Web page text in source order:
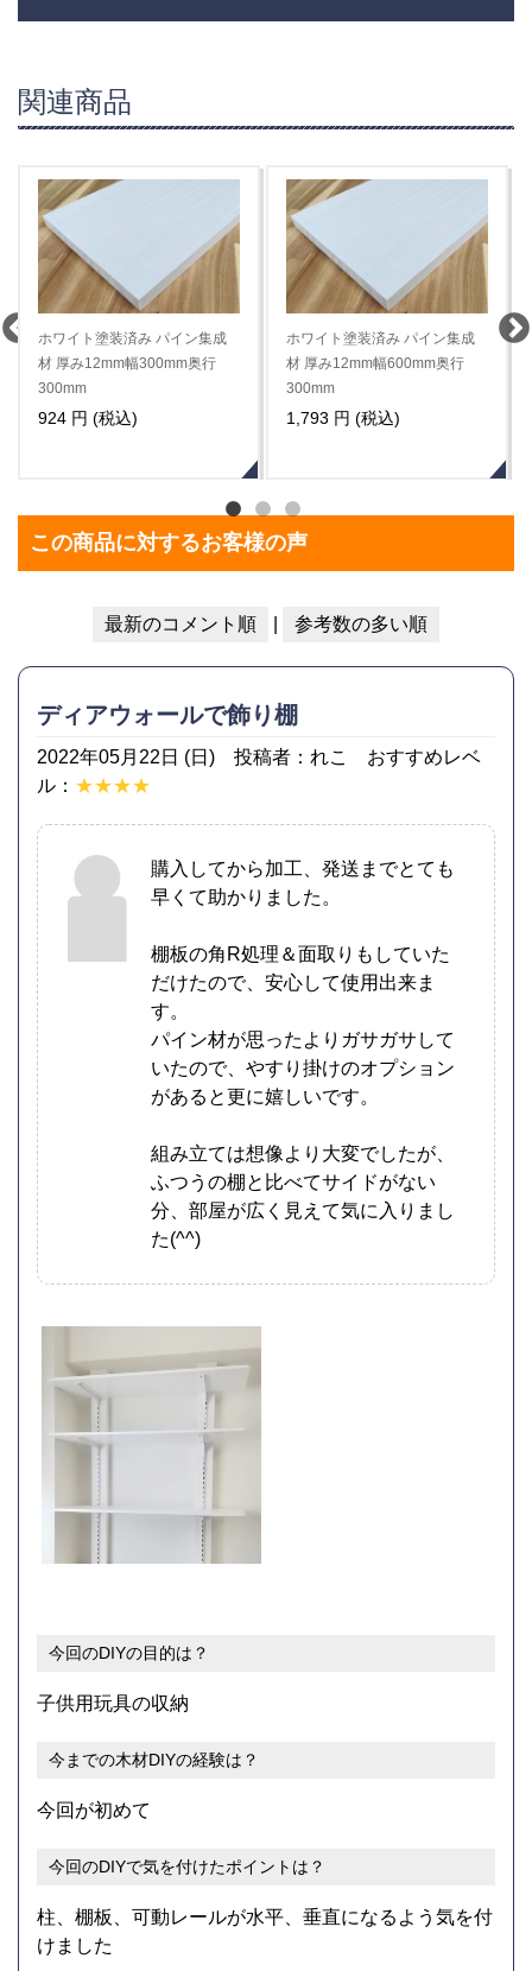
関連商品
ホワイト塗装済み パイン集成
材 厚み12mm幅1200mm奥行
300mm
3,564 円 (税込)
ホワイト塗装済み パイン集成
材 厚み12mm幅1500mm奥行
300mm
4,433 円 (税込)
この商品に対するお客様の声
最新のコメント順 参考数の多い順
ディアウォールで飾り棚
2022年05月22日 (日) 投稿者：れこ おすすめレベ
ル： ★★★★
購入してから加工、発送までとても
早くて助かりました。
棚板の角R処理＆面取りもしていた
だけたので、安心して使用出来ま
す。
パイン材が思ったよりガサガサして
いたので、やすり掛けのオプション
があると更に嬉しいです。
組み立ては想像より大変でしたが、
ふつうの棚と比べてサイドがない
分、部屋が広く見えて気に入りまし
た(^^)
今回のDIYの目的は？
子供用玩具の収納
今までの木材DIYの経験は？
今回が初めて
今回のDIYで気を付けたポイントは？
柱、棚板、可動レールが水平、垂直になるよう気を付
けました